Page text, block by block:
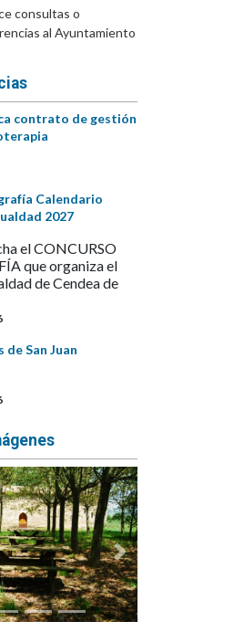
consultas o
al Ayuntamiento
contrato de gestión
Calendario
2027
el CONCURSO
que organiza el
de Cendea de
de San Juan
Siguiente